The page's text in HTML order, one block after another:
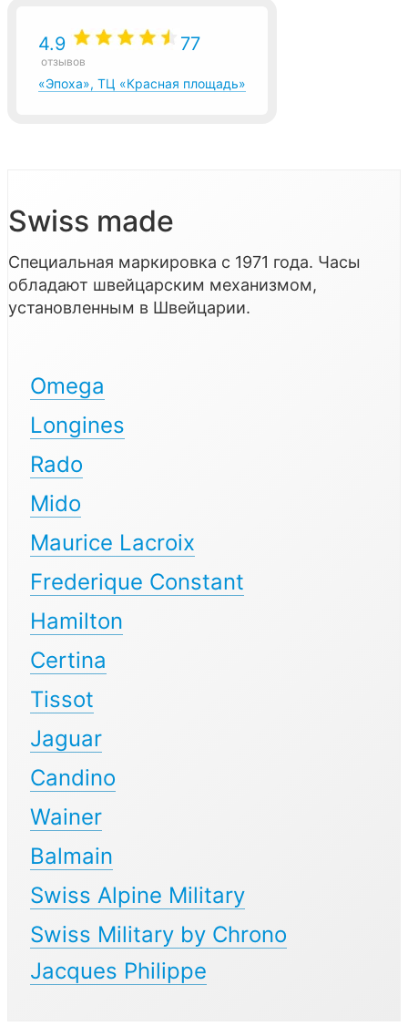
4.9 77
отзывов
«Эпоха», ТЦ «Красная площадь»
Swiss made
Специальная маркировка с 1971 года. Часы
обладают швейцарским механизмом,
установленным в Швейцарии.
Omega
Longines
Rado
Mido
Maurice Lacroix
Frederique Constant
Hamilton
Certina
Tissot
Jaguar
Candino
Wainer
Balmain
Swiss Alpine Military
Swiss Military by Chrono
Jacques Philippe